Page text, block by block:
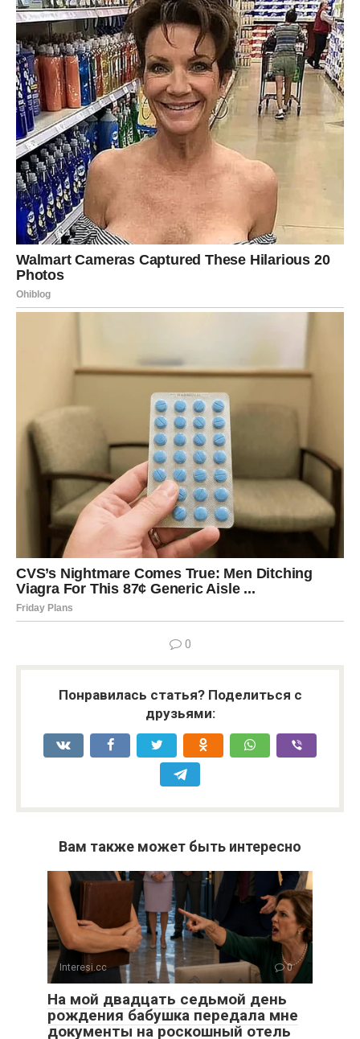
0
Понравилась статья? Поделиться с
друзьями:
Вам также может быть интересно
Interesi.cc 0
На мой двадцать седьмой день
рождения бабушка передала мне
документы на роскошный отель